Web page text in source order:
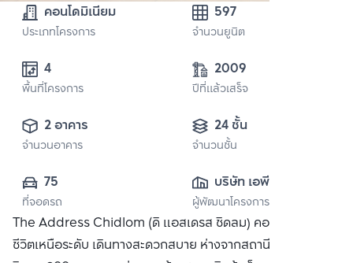
คอนโดมิเนียม
ประเภทโครงการ
597
จำนวนยูนิต
4
พื้นที่โครงการ
2009
ปีที่แล้วเสร็จ
2 อาคาร
จำนวนอาคาร
24 ชั้น
จำนวนชั้น
75
ที่จอดรถ
บริษัท เอพี (ไทย
แลนด์)
จำกัด(มหาชน)
ผู้พัฒนาโครงการ
The Address Chidlom (ดิ แอสเดรส ชิดลม) คอนโดที่ให้คุณใช้
ชีวิตเหนือระดับ เดินทางสะดวกสบาย ห่างจากสถานีรถไฟฟ้า BTS